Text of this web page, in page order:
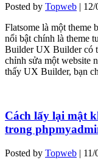
Posted by Topweb | 12/
Flatsome là một theme
nổi bật chính là theme
Builder UX Builder có
chỉnh sửa một website
thấy UX Builder, bạn
Cách lấy lại mật
trong
Posted by Topweb | 11/